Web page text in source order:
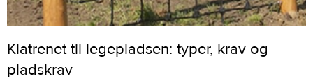
Klatrenet til legepladsen: typer, krav og
pladskrav